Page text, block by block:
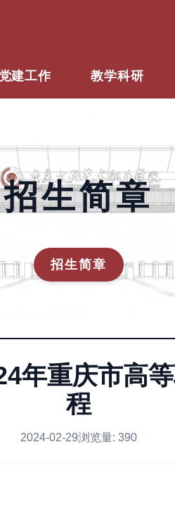
党建工作 教学科研
招生简章
招生简章
年重庆市高
程
2024-02-29浏览量: 390